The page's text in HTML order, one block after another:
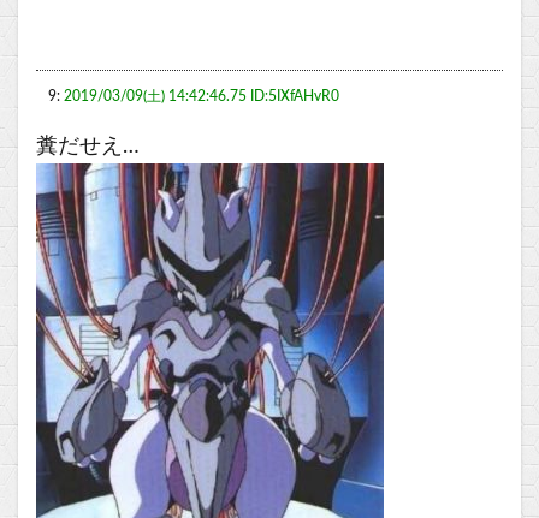
9: 2019/03/09(土) 14:42:46.75 ID:5IXfAHvR0
糞だせえ…